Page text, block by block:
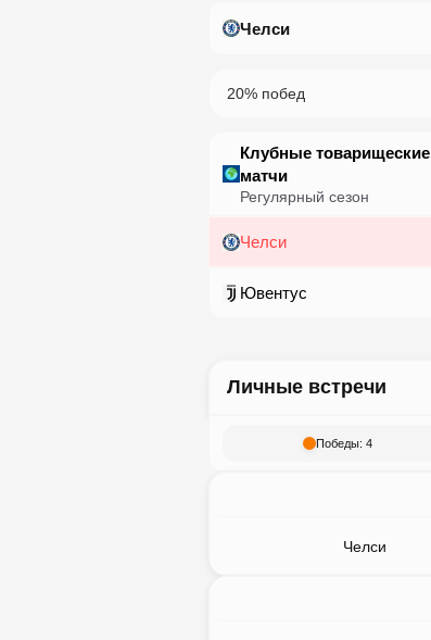
Челси
20% побед
Клубные товарищеские
матчи
Регулярный сезон
Челси
Ювентус
Личные встречи
Победы: 4
Челси